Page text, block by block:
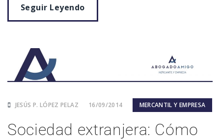
Seguir Leyendo
JESÚS P. LÓPEZ PELAZ 16/09/2014 MERCANTIL Y EMPRESA
Sociedad extranjera: Cómo